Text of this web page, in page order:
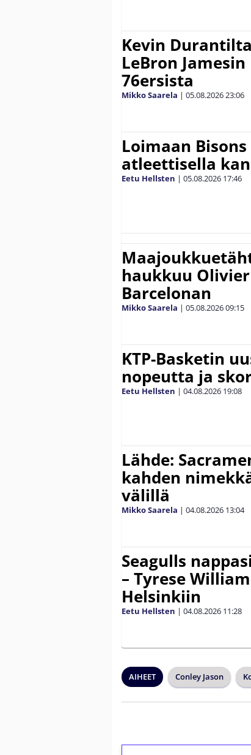
Kevin
LeBron
76ersista
Mikko Saarela | 05.08.202623:06
Loimaan
atleettisella
Eetu Hellsten | 05.08.2026 17:46
haukkuu
Barcelonan
Mikko Saarela | 05.08.202609:15
KTP-Basketin
nopeutta ja
Eetu Hellsten | 04.08.2026 19:08
Lähde:
kahden
välillä
Mikko Saarela | 04.08.2026 13:04
Seagulls
– Tyrese
Helsinkiin
Eetu Hellsten | 04.08.2026 11:28
AIHEET Conley Jason